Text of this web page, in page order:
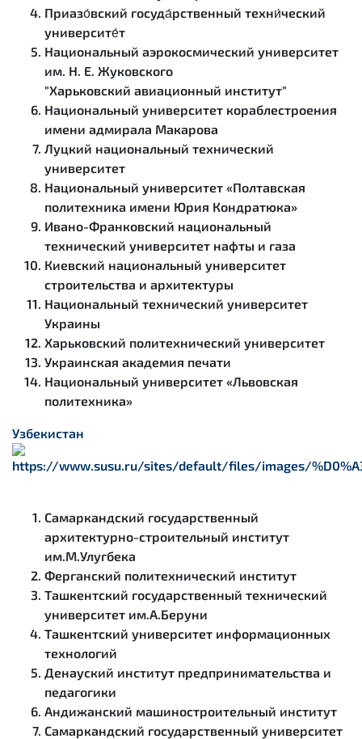
Приазо́вский госуда́рственный техни́ческий
университе́т
Национальный аэрокосмический университет
им. Н. Е. Жуковского
"Харьковский авиационный институт"
Национальный университет кораблестроения
имени адмирала Макарова
Луцкий национальный технический
университет
Национальный университет «Полтавская
политехника имени Юрия Кондратюка»
Ивано-Франковский национальный
технический университет нафты и газа
Киевский национальный университет
строительства и архитектуры
Национальный технический университет
Украины
Харьковский политехнический университет
Украинская академия печати
Национальный университет «Львовская
политехника»
Узбекистан
Самаркандский государственный
архитектурно-строительный институт
им.М.Улугбека
Ферганский политехнический институт
Ташкентский государственный технический
университет им.А.Беруни
Ташкентский университет информационных
технологий
Денауский институт предпринимательства и
педагогики
Андижанский машиностроительный институт
Самаркандский государственный университет